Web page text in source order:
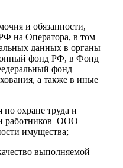
и обязанности,
на Оператора, в том
данных в органы
фонд РФ, в Фонд
фонд
а также в иные
охране труда и
работников ООО
имущества;
выполняемой